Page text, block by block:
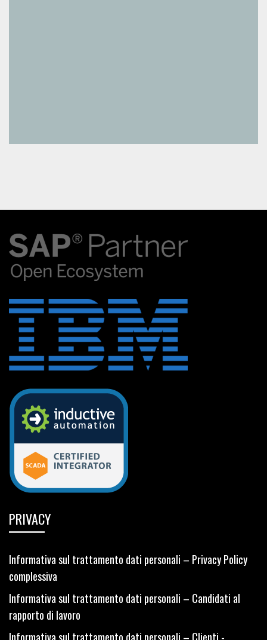
PRIVACY
Informativa sul trattamento dati personali – Privacy Policy
complessiva
Informativa sul trattamento dati personali – Candidati al
rapporto di lavoro